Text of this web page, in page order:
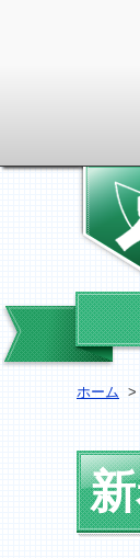
ホーム >